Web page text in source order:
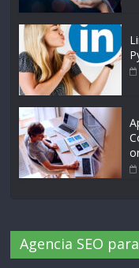
Agencia SEO